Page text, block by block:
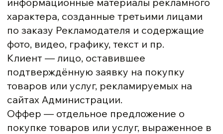
характера, созданные третьими лицами
по заказу Рекламодателя и содержащие
фото, видео, графику, текст и пр.
Клиент — лицо, оставившее
подтверждённую заявку на покупку
товаров или услуг, рекламируемых на
сайтах Администрации.
Оффер — отдельное предложение о
покупке товаров или услуг, выраженное в